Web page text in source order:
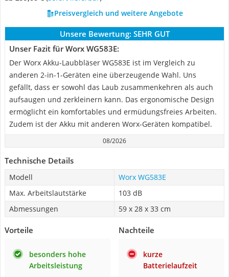
Preisvergleich und weitere Angebote
Unsere Bewertung: SEHR GUT
Unser Fazit für Worx WG583E:
Der Worx Akku-Laubbläser WG583E ist im Vergleich zu
anderen 2-in-1-Geräten eine überzeugende Wahl. Uns
gefällt, dass er sowohl das Laub zusammenkehren als auch
aufsaugen und zerkleinern kann. Das ergonomische Design
ermöglicht ein komfortables und ermüdungsfreies Arbeiten.
Zudem ist der Akku mit anderen Worx-Geräten kompatibel.
08/2026
Technische Details
Modell
Worx WG583E
Max. Arbeitslautstärke
103 dB
Abmessungen
59 x 28 x 33 cm
Vorteile
besonders hohe
Arbeitsleistung
Nachteile
kurze
Batterielaufzeit